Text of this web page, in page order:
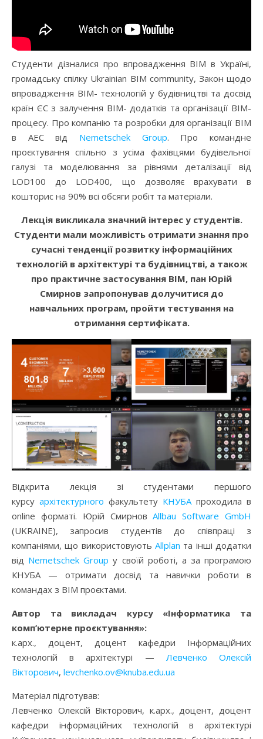
Студенти дізналися про впровадження ВІМ в Україні,
громадську спілку Ukrainian BIM community, Закон щодо
впровадження ВІМ- технологій у будівництві та досвід
країн ЄС з залучення ВІМ- додатків та організації ВІМ-
процесу. Про компанію та розробки для організації ВІМ
в AEC від Nemetschek Group. Про командне
проєктування спільно з усіма фахівцями будівельної
галузі та моделювання за рівнями деталізації від
LOD100 до LOD400, що дозволяє врахувати в
кошторис на 90% всі обсяги робіт та матеріали.
Лекція викликала значний інтерес у студентів.
Студенти мали можливість отримати знання про
сучасні тенденції розвитку інформаційних
технологій в архітектурі та будівництві, а також
про практичне застосування ВІМ, пан Юрій
Смирнов запропонував долучитися до
навчальних програм, пройти тестування на
отримання сертифіката.
Відкрита лекція зі студентами першого
курсу архітектурного факультету КНУБАпроходила в
online форматі. Юрій СмирновAllbau Software GmbH
(UKRAINE), запросив студентів до співпраці з
компаніями, що використовують Allplan та інші додатки
від Nemetschek Group у своїй роботі, а за програмою
КНУБА — отримати досвід та навички роботи в
командах з ВІМ проєктами.
Автор та викладач курсу «Інформатика та
комп’ютерне проєктування»:
к.арх., доцент, доцент кафедри Інформаційних
технологій в архітектурі — Левченко Олексій
Вікторович, levchenko.ov@knuba.edu.ua
Матеріал підготував:
Левченко Олексій Вікторович, к.арх., доцент, доцент
кафедри інформаційних технологій в архітектурі